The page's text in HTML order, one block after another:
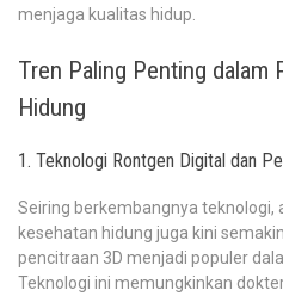
menjaga kualitas hidup.
Tren Paling Penting dalam
Hidung
1. Teknologi Rontgen Digital dan
Seiring berkembangnya teknologi,
kesehatan hidung juga kini
pencitraan 3D menjadi populer
Teknologi ini memungkinkan